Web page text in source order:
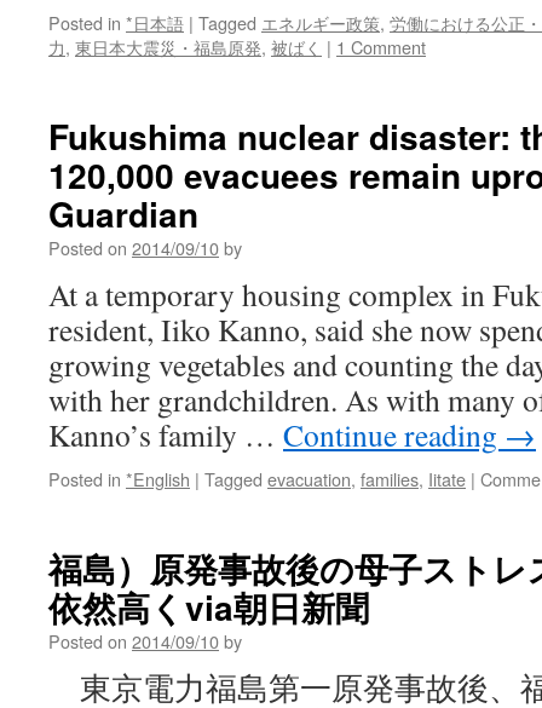
Posted in *日本語 | Tagged エネルギー政策, 労働における公正
力, 東日本大震災・福島原発, 被ばく | 1 Comment
Fukushima nuclear disaster:
120,000 evacuees remain
Guardian
Posted on 2014/09/10by
At a temporary housing complex in
resident, Iiko Kanno, said she now
growing vegetables and counting the
with her grandchildren. As with many
Kanno’s family … Continue reading →
Posted in *English | Tagged evacuation, families, Iitate |
福島）原発事故後の母子スト
依然高くvia朝日新聞
Posted on 2014/09/10by
東京電力福島第一原発事故後、